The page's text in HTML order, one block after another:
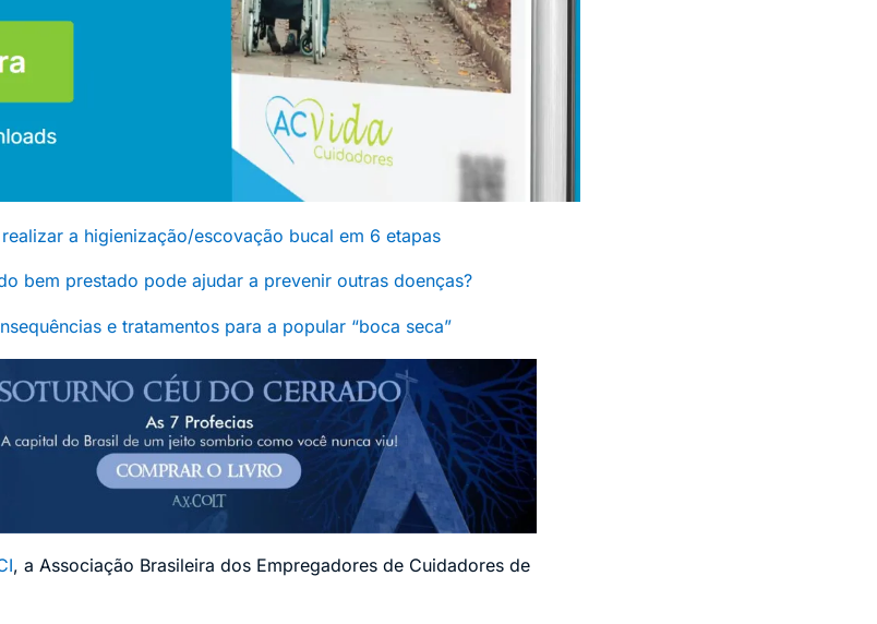
a higienização/escovação bucal em 6 etapas
bem prestado pode ajudar a prevenir outras doenças?
e tratamentos para a popular “boca seca”
, a Associação Brasileira dos Empregadores de Cuidadores de